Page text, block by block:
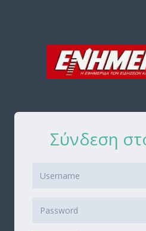
Σύνδεση